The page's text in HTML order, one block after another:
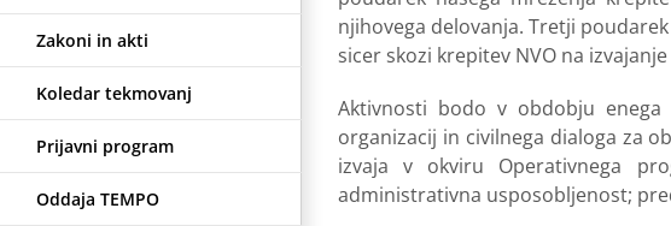
Zakoni in akti
Koledar tekmovanj
Prijavni program
Oddaja TEMPO
njihovega delovanja. Tretji
sicer skozi krepitev NVO na
Aktivnosti bodo v obdobju enega
organizacij in civilnega dialoga za
izvaja v okviru Operativnega
administrativna usposobljenost;